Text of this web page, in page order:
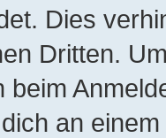
Dies
Dritten.
beim
an